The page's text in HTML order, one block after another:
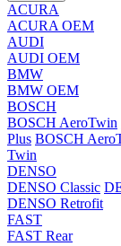
ACURA
ACURA OEM
AUDI
AUDI OEM
BMW
BMW OEM
BOSCH
BOSCH AeroTwin
Plus BOSCH
Twin
DENSO
DENSO Classic
DENSO Retrofit
FAST
FAST Rear